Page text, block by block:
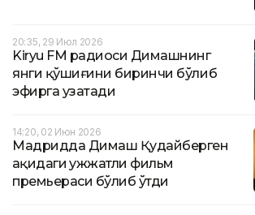
20:35, 29 Июл 2026
Kiryu FM радиоси Димашнинг
янги қўшиғини биринчи бўлиб
эфирга узатади
14:20, 02 Июн 2026
Мадридда Димаш Қудайберген
ҳақидаги ҳужжатли фильм
премьераси бўлиб ўтди